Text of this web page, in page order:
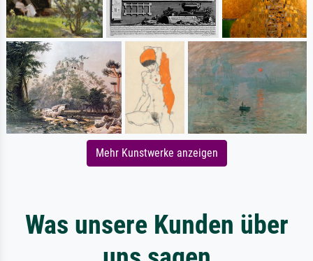
Mehr Kunstwerke anzeigen
Was unsere Kunden über